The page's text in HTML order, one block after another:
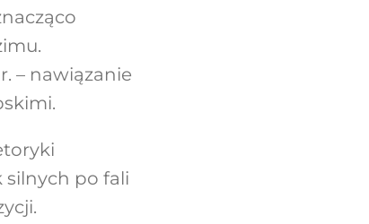
– nawiązanie
silnych po fali